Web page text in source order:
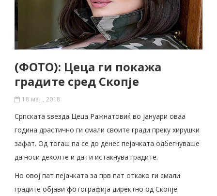
(ФОТО): Цеца ги покажа
градите сред Скопје
18 мај , 2018
Српската ѕвезда Цеца Ражнатовиќ во јануари оваа
година драстично ги смали своите гради преку хирушки
зафат. Од тогаш па се до денес пејачката одбегнуваше
да носи деколте и да ги истакнува градите.
Но овој пат пејачката за прв пат откако ги смали
градите објави фотографија директно од Скопје.